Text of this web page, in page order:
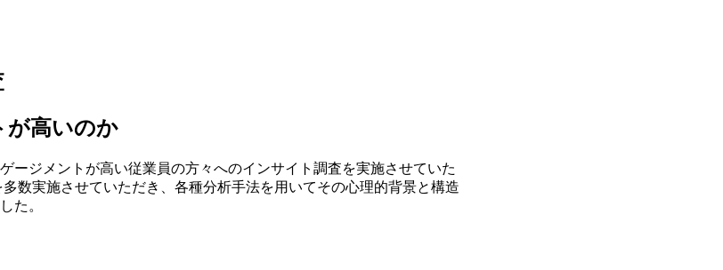
が高いのか
ージメントが高い従業員の方々へのインサイト調査を実施させていた
数実施させていただき、各種分析手法を用いてその心理的背景と構造
た。